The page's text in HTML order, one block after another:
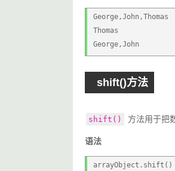
George,John,Thomas
Thomas
George,John
shift()方法
shift() 方法用于把
语法
arrayObject.shift()